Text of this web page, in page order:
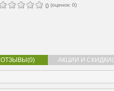
0 (оценок: 0)
ОТЗЫВЫ(0) АКЦИИ И